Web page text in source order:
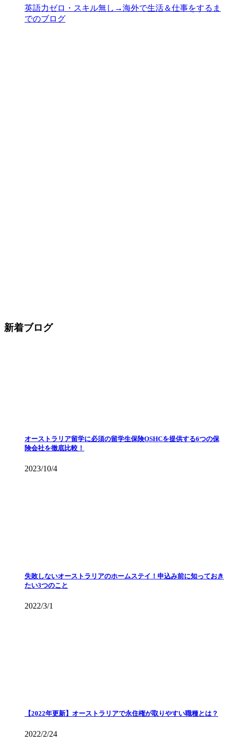
英語力ゼロ・スキル無し→海外で生活＆仕事をするま
でのブログ
新着ブログ
オーストラリア留学に必須の留学生保険OSHCを提供する6つの保
険会社を徹底比較！
2023/10/4
失敗しないオーストラリアのホームステイ！申込み前に知っておき
たい3つのこと
2022/3/1
【2022年更新】オーストラリアで永住権が取りやすい職種とは？
2022/2/24